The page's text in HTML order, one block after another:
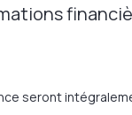
seront